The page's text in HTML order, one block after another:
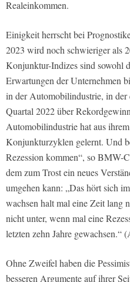
Realeinkommen.
Einigkeit herrscht bei
2023 wird noch schwieriger als
Konjunktur-Indizes sind sowohl
Erwartungen der Unternehmen
in der Automobilindustrie, in
Quartal 2022 über
Automobilindustrie hat aus
Konjunkturzyklen gelernt. Und
Rezession kommen“, so BMW-
dem zum Trost ein neues
umgehen kann: „Das hört sich
wachsen halt mal eine Zeit lang
nicht unter, wenn mal eine
letzten zehn Jahre gewachsen.“ (
Ohne Zweifel haben die
besseren Argumente auf ihrer